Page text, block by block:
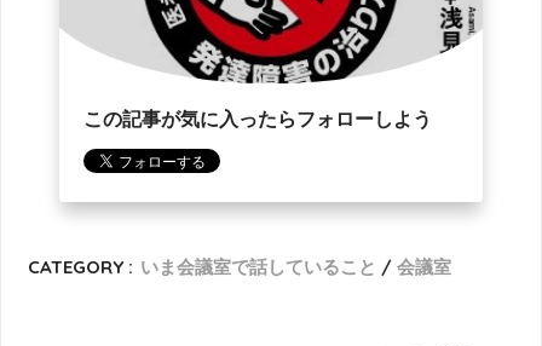
この記事が気に入ったらフォローしよう
CATEGORY : いま会議室で話していること 会議室